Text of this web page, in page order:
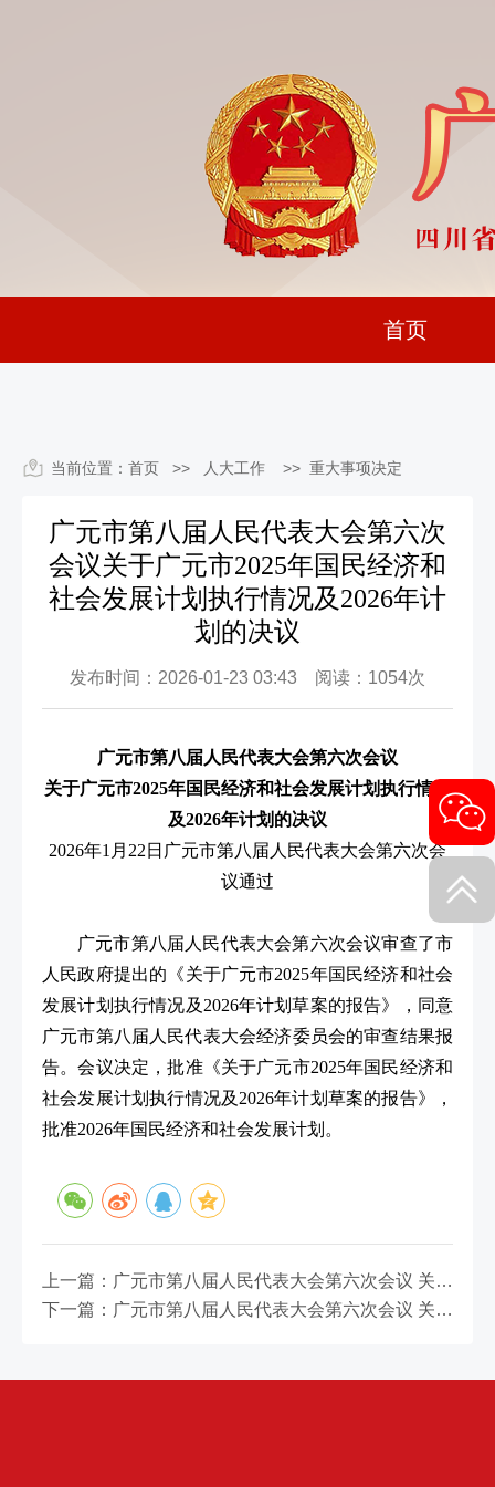
首页
当前位置： 首页 >> 人大工作 >> 重大事项决定
广元市第八届人民代表大会第六次
会议关于广元市2025年国民经济和
社会发展计划执行情况及2026年计
划的决议
发布时间：2026-01-23 03:43 阅读：1054次
广元市第八届人民代表大会第六次会议
关于广元市2025年国民经济和社会发展计划执行情况
及2026年计划的决议
2026年1月22日广元市第八届人民代表大会第六次会
议通过
广元市第八届人民代表大会第六次会议审查了市
人民政府提出的《关于广元市2025年国民经济和社会
发展计划执行情况及2026年计划草案的报告》，同意
广元市第八届人民代表大会经济委员会的审查结果报
告。会议决定，批准《关于广元市2025年国民经济和
社会发展计划执行情况及2026年计划草案的报告》，
批准2026年国民经济和社会发展计划。
上一篇：广元市第八届人民代表大会第六次会议 关于广元市国民经济和社会发展第十五个五年规划纲要的决议
下一篇：广元市第八届人民代表大会第六次会议 关于广元市2025年预算执行情况和2026年预算的决议